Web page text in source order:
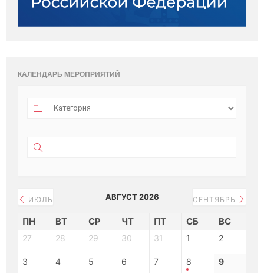
КАЛЕНДАРЬ МЕРОПРИЯТИЙ
ИЮЛЬ АВГУСТ 2026 СЕНТЯБРЬ
ПН ВТ СР ЧТ ПТ СБ ВС
27 28 29 30 31 1 2
3 4 5 6 7 8 9